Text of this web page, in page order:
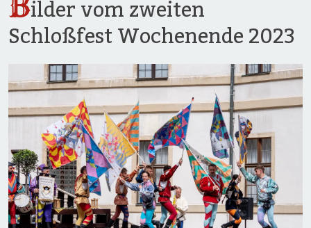
ilder vom zweiten
Schloßfest Wochenende 2023